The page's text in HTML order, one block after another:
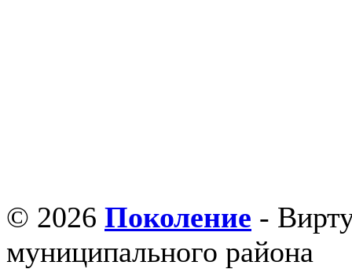
© 2026 Поколение -
муниципального района